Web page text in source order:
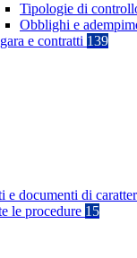
Tipologie di
Obblighi e
e contratti 139
e documenti di
le procedure 15